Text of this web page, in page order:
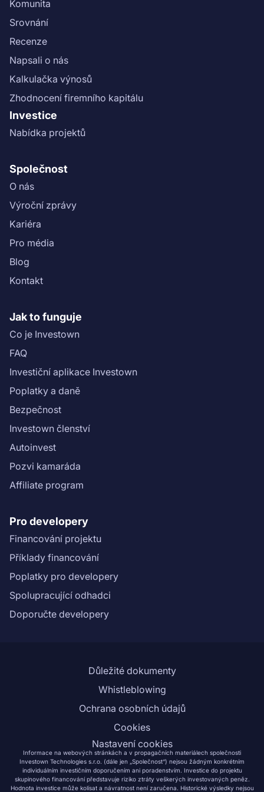
Komunita
Srovnání
Recenze
Napsali o nás
Kalkulačka výnosů
Zhodnocení firemního kapitálu
Investice
Nabídka projektů
Společnost
O nás
Výroční zprávy
Kariéra
Pro média
Blog
Kontakt
Jak to funguje
Co je Investown
FAQ
Investiční aplikace Investown
Poplatky a daně
Bezpečnost
Investown členství
Autoinvest
Pozvi kamaráda
Affiliate program
Pro developery
Financování projektu
Příklady financování
Poplatky pro developery
Spolupracující odhadci
Doporučte developery
Důležité dokumenty
Whistleblowing
Ochrana osobních údajů
Cookies
Nastavení cookies
Informace na webových stránkách a v propagačních materiálech společnosti
Investown Technologies s.r.o. (dále jen „Společnost“) nejsou žádným konkrétním
individuálním investičním doporučením ani poradenstvím. Investice do projektu
skupinového financování představuje riziko ztráty veškerých investovaných peněz.
Hodnota investice může kolísat a návratnost není zaručena. Historické výsledky nejsou